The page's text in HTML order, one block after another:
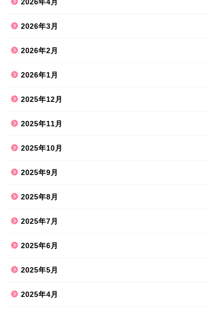
2026年4月
2026年3月
2026年2月
2026年1月
2025年12月
2025年11月
2025年10月
2025年9月
2025年8月
2025年7月
2025年6月
2025年5月
2025年4月